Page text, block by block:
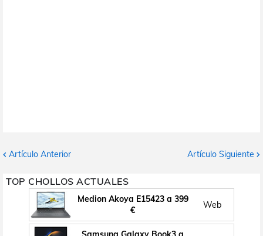
Artículo Anterior Artículo Siguiente
TOP CHOLLOS ACTUALES
Medion Akoya E15423 a 399
€
Web